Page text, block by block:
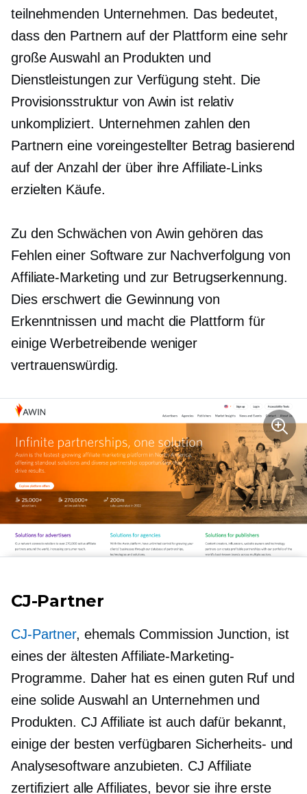
teilnehmenden Unternehmen. Das bedeutet,
dass den Partnern auf der Plattform eine sehr
große Auswahl an Produkten und
Dienstleistungen zur Verfügung steht. Die
Provisionsstruktur von Awin ist relativ
unkompliziert. Unternehmen zahlen den
Partnern eine voreingestellter Betrag basierend
auf der Anzahl der über ihre Affiliate-Links
erzielten Käufe.
Zu den Schwächen von Awin gehören das
Fehlen einer Software zur Nachverfolgung von
Affiliate-Marketing und zur Betrugserkennung.
Dies erschwert die Gewinnung von
Erkenntnissen und macht die Plattform für
einige Werbetreibende weniger
vertrauenswürdig.
CJ-Partner
CJ-Partner, ehemals Commission Junction, ist
eines der ältesten Affiliate-Marketing-
Programme. Daher hat es einen guten Ruf und
eine solide Auswahl an Unternehmen und
Produkten. CJ Affiliate ist auch dafür bekannt,
einige der besten verfügbaren Sicherheits- und
Analysesoftware anzubieten. CJ Affiliate
zertifiziert alle Affiliates, bevor sie ihre erste